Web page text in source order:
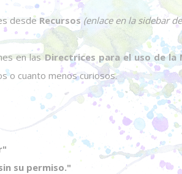
desde Recursos (enlace en la sidebar
en lasDirectrices para el uso de
o cuanto menos curiosos.
su permiso."